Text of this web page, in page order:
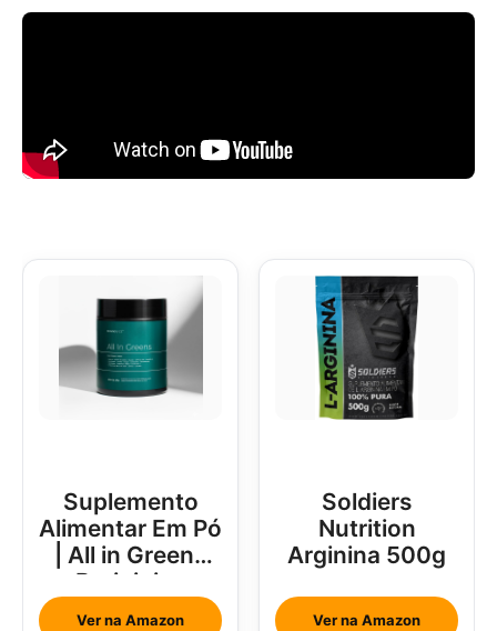
Suplemento
Alimentar Em Pó
| All in Greens
Brainjuice
Abacaxi Com
Ver na Amazon
Soldiers
Nutrition
Arginina 500g
Ver na Amazon